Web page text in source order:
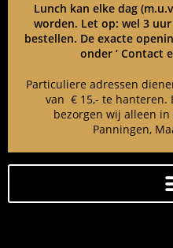
Lunch kan elke dag
worden. Let op: wel 3
bestellen. De exacte
onder ‘ Contact
Particuliere adressen
van € 15,- te hanteren.
bezorgen wij alleen
Panningen,